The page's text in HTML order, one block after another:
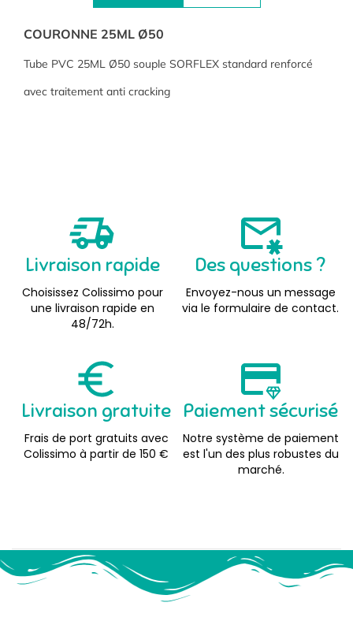
COURONNE 25ML Ø50
Tube PVC 25ML Ø50 souple SORFLEX standard renforcé
avec traitement anti cracking
Livraison rapide
Choisissez Colissimo pour
une livraison rapide en
48/72h.
Des questions ?
Envoyez-nous un message
via le formulaire de contact.
Livraison gratuite
Frais de port gratuits avec
Colissimo à partir de 150 €
Paiement sécurisé
Notre système de paiement
est l'un des plus robustes du
marché.